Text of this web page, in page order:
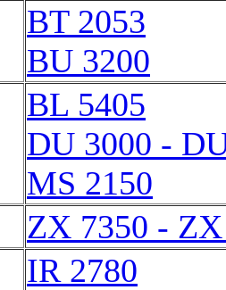
BT 2053
BU 3200
BL 5405
DU 3000 -
MS 2150
ZX 7350 -
IR 2780